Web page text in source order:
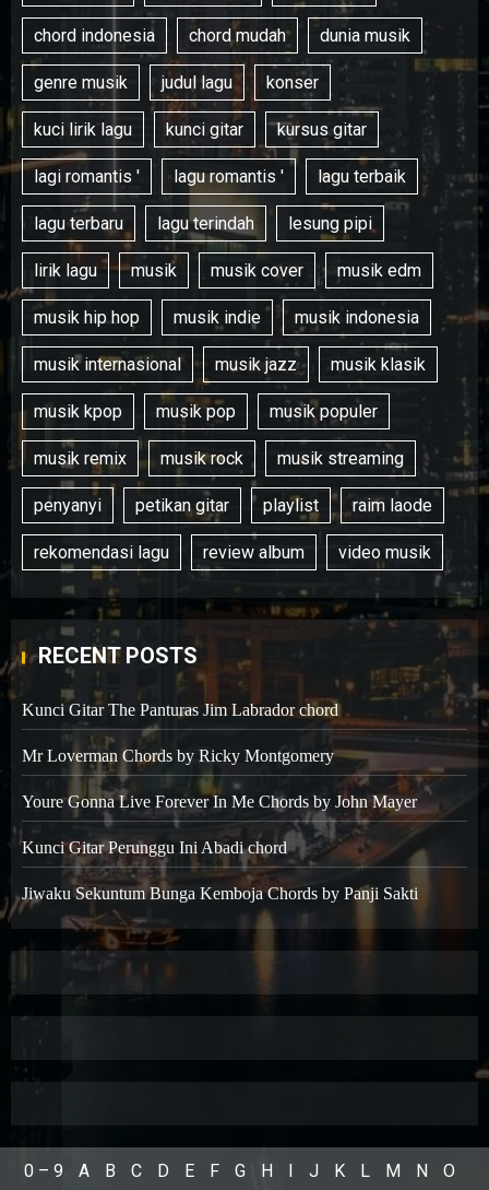
chord indonesia chord mudah dunia musik
genre musik judul lagu konser
kuci lirik lagu kunci gitar kursus gitar
lagi romantis ' lagu romantis ' lagu terbaik
lagu terbaru lagu terindah lesung pipi
lirik lagu musik musik cover musik edm
musik hip hop musik indie musik indonesia
musik internasional musik jazz musik klasik
musik kpop musik pop musik populer
musik remix musik rock musik streaming
penyanyi petikan gitar playlist raim laode
rekomendasi lagu review album video musik
RECENT POSTS
Kunci Gitar The Panturas Jim Labrador chord
Mr Loverman Chords by Ricky Montgomery
Youre Gonna Live Forever In Me Chords by John Mayer
Kunci Gitar Perunggu Ini Abadi chord
Jiwaku Sekuntum Bunga Kemboja Chords by Panji Sakti
0 – 9 A B C D E F G H J K L M N
O